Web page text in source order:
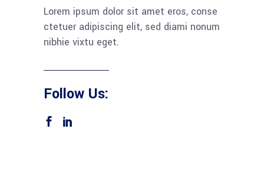
Lorem ipsum dolor sit amet eros, conse
ctetuer adipiscing elit, sed diami nonum
nibhie vixtu eget.
Follow Us: